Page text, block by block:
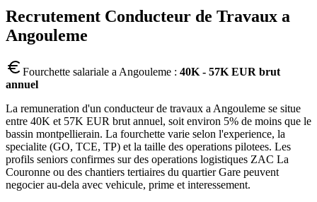
Recrutement Conducteur de Travaux a
Angouleme
Fourchette salariale aAngouleme : 40K - 57K EUR brut
annuel
La remuneration d'un conducteur de travaux a Angouleme se situe
entre 40K et 57K EUR brut annuel, soit environ 5% de moins que le
bassin montpellierain. La fourchette varie selon l'experience, la
specialite (GO, TCE, TP) et la taille des operations pilotees. Les
profils seniors confirmes sur des operations logistiques ZAC La
Couronne ou des chantiers tertiaires du quartier Gare peuvent
negocier au-dela avec vehicule, prime et interessement.